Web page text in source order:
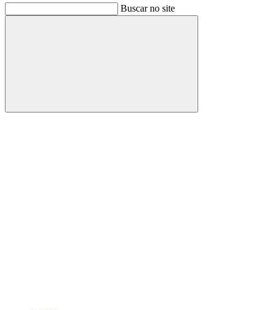
Buscar no site
Buscar